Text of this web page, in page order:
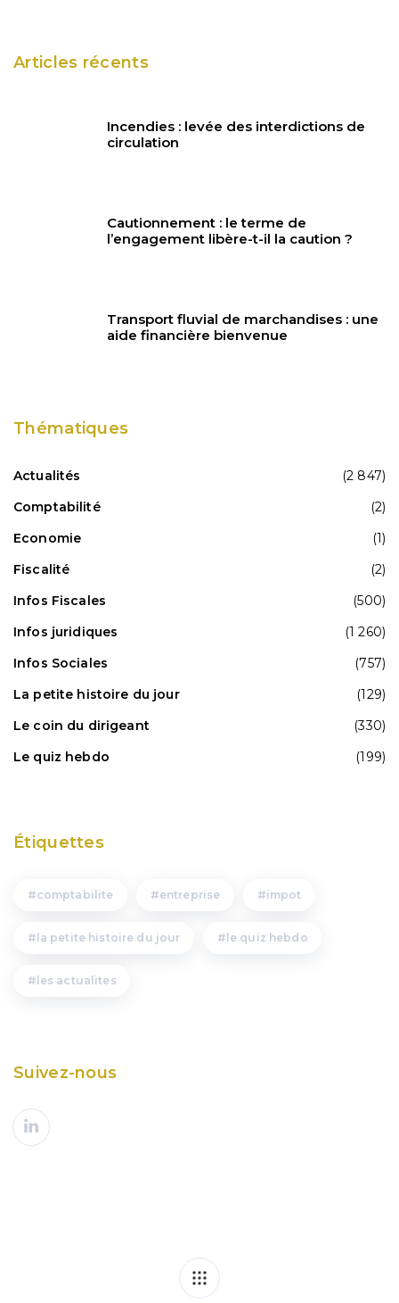
Articles récents
Incendies : levée des interdictions de
circulation
Cautionnement : le terme de
l’engagement libère-t-il la caution ?
Transport fluvial de marchandises : une
aide financière bienvenue
Thématiques
Actualités
(2 847)
Comptabilité
(2)
Economie
(1)
Fiscalité
(2)
Infos Fiscales
(500)
Infos juridiques
(1 260)
Infos Sociales
(757)
La petite histoire du jour
(129)
Le coin du dirigeant
(330)
Le quiz hebdo
(199)
Étiquettes
comptabilite entreprise impot
la petite histoire du jour le quiz hebdo
les actualites
Suivez-nous